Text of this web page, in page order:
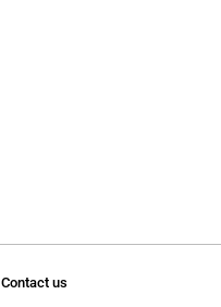
Contact us